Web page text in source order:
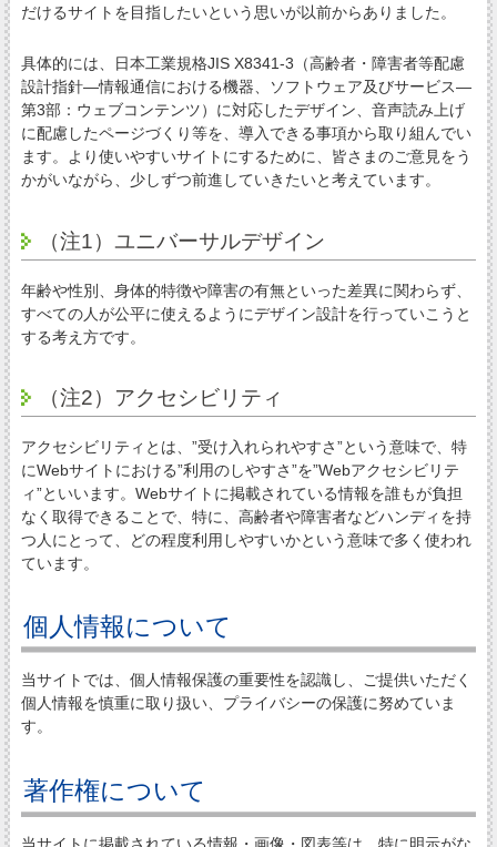
だけるサイトを目指したいという思いが以前からありました。
具体的には、日本工業規格JIS X8341-3（高齢者・障害者等配慮
設計指針―情報通信における機器、ソフトウェア及びサービス―
第3部：ウェブコンテンツ）に対応したデザイン、音声読み上げ
に配慮したページづくり等を、導入できる事項から取り組んでい
ます。より使いやすいサイトにするために、皆さまのご意見をう
かがいながら、少しずつ前進していきたいと考えています。
（注1）ユニバーサルデザイン
年齢や性別、身体的特徴や障害の有無といった差異に関わらず、
すべての人が公平に使えるようにデザイン設計を行っていこうと
する考え方です。
（注2）アクセシビリティ
アクセシビリティとは、”受け入れられやすさ”という意味で、特
にWebサイトにおける”利用のしやすさ”を”Webアクセシビリテ
ィ”といいます。Webサイトに掲載されている情報を誰もが負担
なく取得できることで、特に、高齢者や障害者などハンディを持
つ人にとって、どの程度利用しやすいかという意味で多く使われ
ています。
個人情報について
当サイトでは、個人情報保護の重要性を認識し、ご提供いただく
個人情報を慎重に取り扱い、プライバシーの保護に努めていま
す。
著作権について
当サイトに掲載されている情報・画像・図表等は、特に明示がな